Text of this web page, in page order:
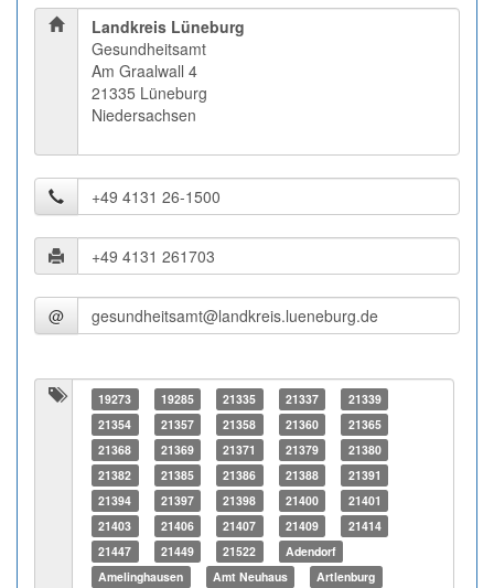
Landkreis Lüneburg
Gesundheitsamt
Am Graalwall 4
21335 Lüneburg
Niedersachsen
@
19273 19285 21335 21337
21339
21354
21357 21358 21360
21365
21368
21369 21371 21379
21380
21382
21385 21386 21388
21391
21394
21397 21398 21400
21401
21403
21406 21407 21409
21414
21447
21449 21522
Adendorf
Amelinghausen
Amt Neuhaus Artlenburg